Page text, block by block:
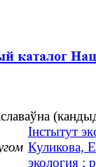
Інстытут
Куликова,
экология ;